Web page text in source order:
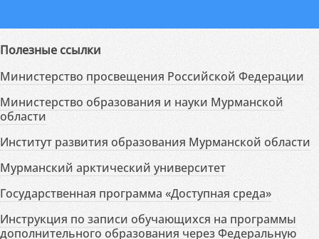
Полезные ссылки
Министерство просвещения Российской Федерации
Министерство образования и науки Мурманской
области
Институт развития образования Мурманской области
Мурманский арктический университет
Государственная программа «Доступная среда»
Инструкция по записи обучающихся на программы
дополнительного образования через Федеральную